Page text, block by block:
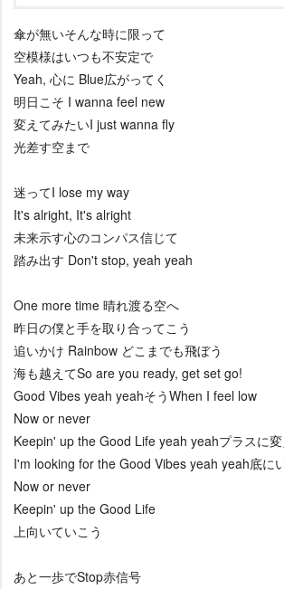
傘が無いそんな時に限って
空模様はいつも不安定で
Yeah, 心に Blue広がってく
明日こそ I wanna feel new
変えてみたいI just wanna fly
光差す空まで
迷ってI lose my way
It's alright, It's alright
未来示す心のコンパス信じて
踏み出す Don't stop, yeah yeah
One more time 晴れ渡る空へ
昨日の僕と手を取り合ってこう
追いかけ Rainbow どこまでも飛ぼう
海も越えてSo are you ready, get set go!
Good Vibes yeah yeahそうWhen I feel low
Now or never
Keepin' up the Good Life yeah yeahプラスに変
I'm looking for the Good Vibes yeah yeah底に
Now or never
Keepin' up the Good Life
上向いていこう
あと一歩でStop赤信号